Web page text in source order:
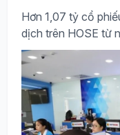
Hơn 1,07 tỷ cổ
dịch trên HOSE từ